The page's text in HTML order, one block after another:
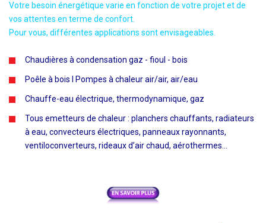
Votre besoin énergétique varie en fonction de votre projet et de
vos attentes en terme de confort.
Pour vous, différentes applications sont envisageables.
Chaudières à condensation gaz - fioul - bois
Poêle à bois l Pompes à chaleur air/air, air/eau
Chauffe-eau électrique, thermodynamique, gaz
Tous emetteurs de chaleur : planchers chauffants, radiateurs
à eau, convecteurs électriques, panneaux rayonnants,
ventiloconverteurs, rideaux d’air chaud, aérothermes...